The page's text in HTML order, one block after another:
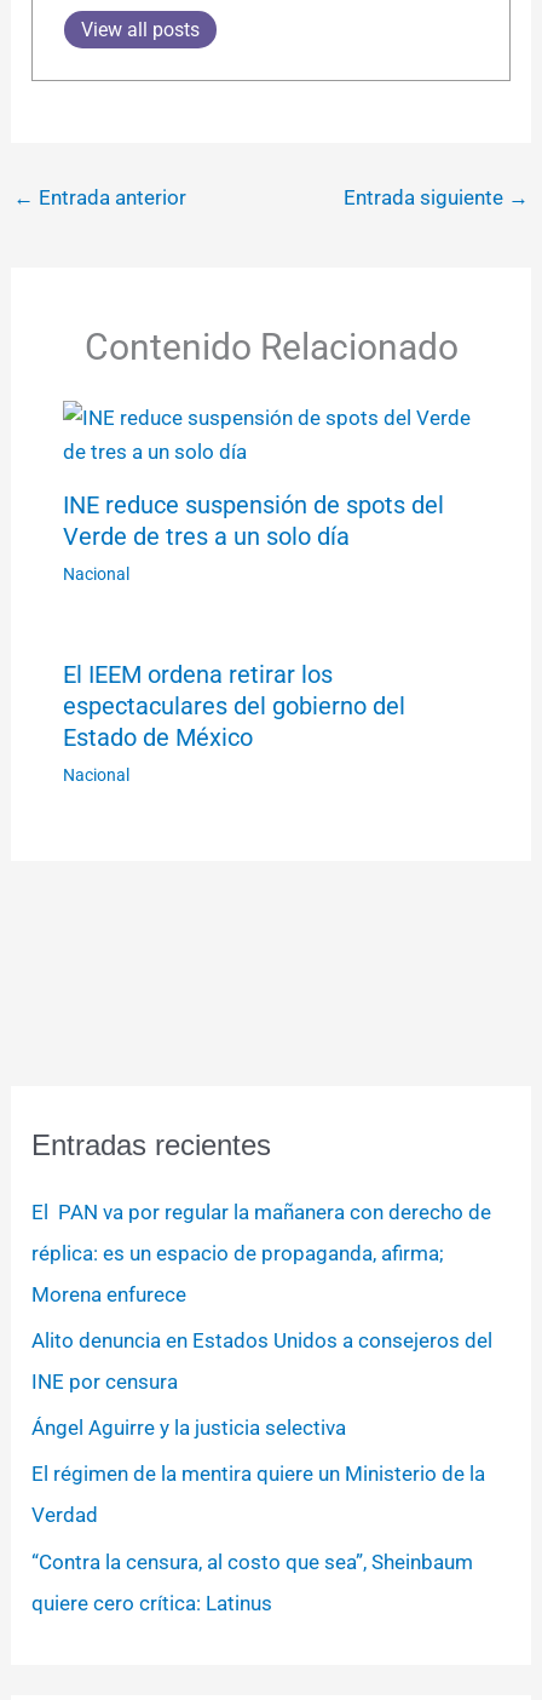
View all posts
← Entrada anterior Entrada siguiente →
Contenido Relacionado
INE reduce suspensión de spots del
Verde de tres a un solo día
Nacional
El IEEM ordena retirar los
espectaculares del gobierno del
Estado de México
Nacional
Entradas recientes
El PAN va por regular la mañanera con derecho de
réplica: es un espacio de propaganda, afirma;
Morena enfurece
Alito denuncia en Estados Unidos a consejeros del
INE por censura
Ángel Aguirre y la justicia selectiva
El régimen de la mentira quiere un Ministerio de la
Verdad
“Contra la censura, al costo que sea”, Sheinbaum
quiere cero crítica: Latinus